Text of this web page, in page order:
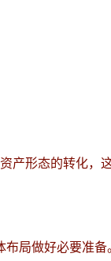
产形态的转化，
局做好必要准备。